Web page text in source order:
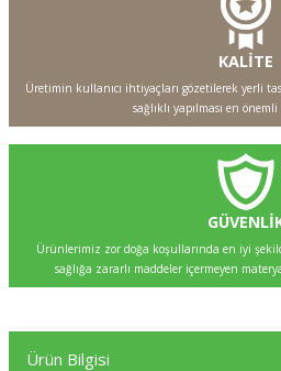
KALİTE
Üretimin kullanıcı ihtiyaçları gözetilerek yerli
sağlıklı yapılması en
Ürünlerimiz zor doğa koşullarında en iyi
sağlığa zararlı maddeler içermeyen
Ürün Bilgisi